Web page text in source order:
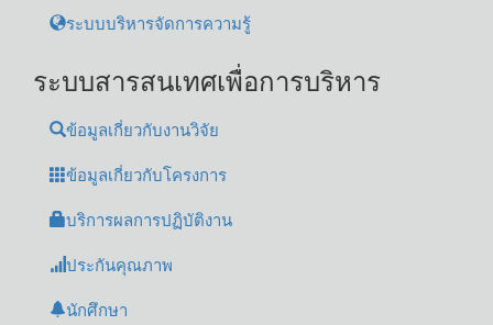
ระบบบริหารจัดการความรู้
ระบบสารสนเทศเพื่อการบริหาร
ข้อมูลเกี่ยวกับงานวิจัย
ข้อมูลเกี่ยวกับโครงการ
บริการผลการปฏิบัติงาน
ประกันคุณภาพ
นักศึกษา